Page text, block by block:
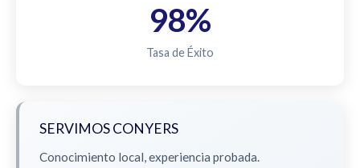
98%
Tasa de Éxito
SERVIMOS CONYERS
Conocimiento local, experiencia probada.